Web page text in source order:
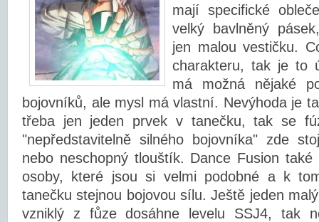
mají specifické
velký bavlněný
jen malou vestičku.
charakteru, tak je to
má možná nějaké
bojovníků, ale mysl má vlastní. Nevýhoda je
třeba jen jeden prvek v tanečku, tak se
"nepředstavitelně silného bojovníka" zde
nebo neschopný tlouštík. Dance Fusion
osoby, které jsou si velmi podobné a k
tanečku stejnou bojovou sílu. Ještě jeden
vzniklý z fůze dosáhne levelu SSJ4, tak